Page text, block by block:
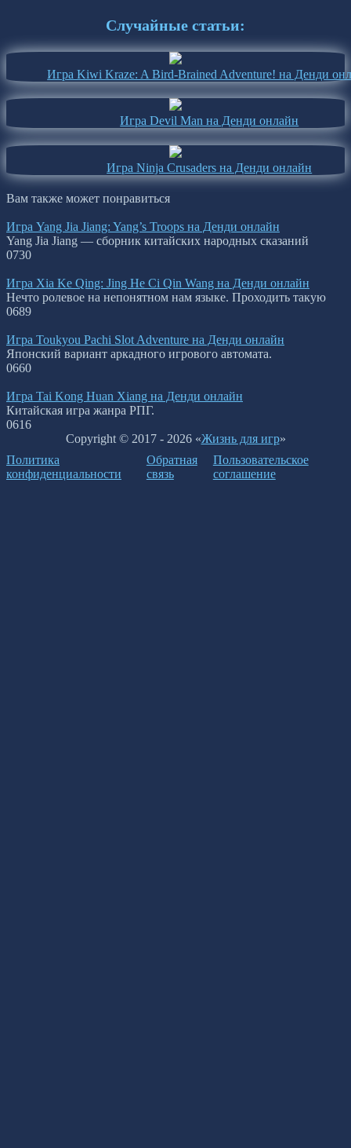
Случайные статьи:
Игра Kiwi Kraze: A Bird-Brained Adventure! на Денди
Игра Devil Man на Денди онлайн
Игра Ninja Crusaders на Денди онлайн
Вам также может понравиться
Игра Yang Jia Jiang: Yang’s Troops на Денди онлайн
Yang Jia Jiang — сборник китайских народных сказаний
0730
Игра Xia Ke Qing: Jing He Ci Qin Wang на Денди онлайн
Нечто ролевое на непонятном нам языке. Проходить такую
0689
Игра Toukyou Pachi Slot Adventure на Денди онлайн
Японский вариант аркадного игрового автомата.
0660
Игра Tai Kong Huan Xiang на Денди онлайн
Китайская игра жанра РПГ.
0616
Copyright © 2017 - 2026 «Жизнь для игр»
Политика
конфиденциальности
Обратная
связь
Пользовательское
соглашение